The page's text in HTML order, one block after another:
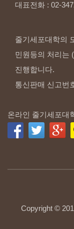
대표전화 : 02-
줄기세포대학의
민원등의 처리는
진행합니다.
통신판매 신고번
온라인 줄기세포대
Copyright ©